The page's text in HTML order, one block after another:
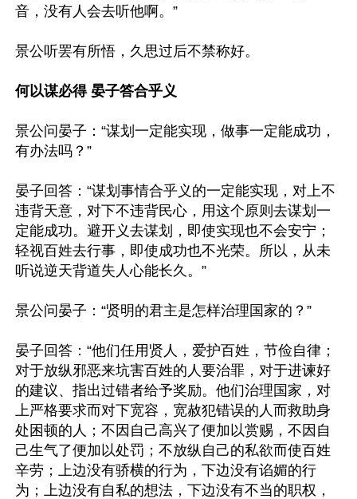
音，没有人会去听他啊。”
景公听罢有所悟，久思过后不禁称好。
何以谋必得 晏子答合乎义
景公问晏子：“谋划一定能实现，做事一定能成功，
有办法吗？”
晏子回答：“谋划事情合乎义的一定能实现，对上不
违背天意，对下不违背民心，用这个原则去谋划一
定能成功。避开义去谋划，即使实现也不会安宁；
轻视百姓去行事，即使成功也不光荣。所以，从未
听说逆天背道失人心能长久。”
景公问晏子：“贤明的君主是怎样治理国家的？”
晏子回答：“他们任用贤人，爱护百姓，节俭自律；
对于放纵邪恶来坑害百姓的人要治罪，对于进谏好
的建议、指出过错者给予奖励。他们治理国家，对
上严格要求而对下宽容，宽赦犯错误的人而救助身
处困顿的人；不因自己高兴了便加以赏赐，不因自
己生气了便加以处罚；不放纵自己的私欲而使百姓
辛劳；上边没有骄横的行为，下边没有谄媚的行
为；上边没有自私的想法，下边没有不当的职权，